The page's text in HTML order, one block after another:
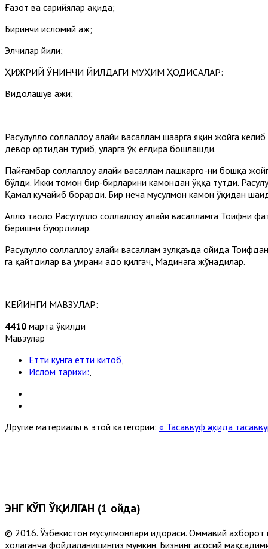
Ғазот ва сарийялар ҳақида;
Биринчи исломий ҳаж;
Элчилар йили;
ҲИЖРИЙ ЎНИНЧИ ЙИЛДАГИ МУҲИМ ҲОДИСАЛАР:
Видолашув ҳажи;
Расулуллоҳ соллаллоҳу алайҳи васаллам шаҳарга яқин жойга
девор ортидан туриб, уларга ўқ ёғдира бошлашди.
Пайғамбар соллаллоҳу алайҳи васаллам лашкаргоҳ-ни бошқа
бўлди. Икки томон бир-бирларини камондан ўққа тутди.
Қамал кучайиб борарди. Бир неча мусулмон камон ўқидан
Аллоҳ таоло Расулуллоҳ соллаллоҳу алайҳи васалламга Тоифни
беришни буюрдилар.
Расулуллоҳ соллаллоҳу алайҳи васаллам зулқаъда ойида
га қайтдилар ва умрани адо қилгач, Мадинага жўнадилар.
КЕЙИНГИ МАВЗУЛАР:
4410 марта ўқилди
Мавзулар
Етти кунга етти китоб
Ислом тарихи:
Другие материалы в этой категории: « Тасаввуф ҳақида
ЭНГ КЎП ЎҚИЛГАН (1 ойда)
© 2016. Ўзбекистон мусулмонлари идораси. Оммавий ахборот
хоҳлаганча фойдаланишингиз мумкин. Бизнинг асосий